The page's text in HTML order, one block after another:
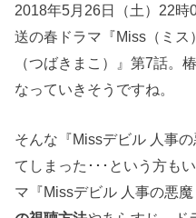
2018年5月26日（土）22
送の春ドラマ『Miss（ミス
（つばきまこ）』第7話。
なっていきそうですね。
そんな『Missデビル 人事
てしまった･･･という方も
マ『Missデビル 人事の悪